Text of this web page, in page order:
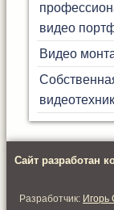
видео
Видео
Сайт разработан
Разработчик: Игорь